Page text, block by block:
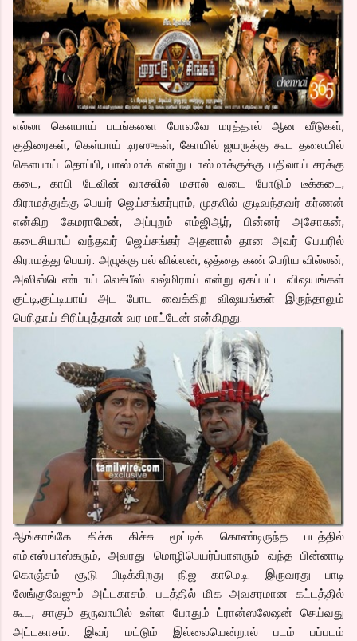
எல்லா கெளபாய் படங்களை போலவே மரத்தால் ஆன வீடுகள்,
குதிரைகள், கெள்பாய் டிரஸுகள், கோயில் ஐயருக்கு கூட தலையில்
கெளபாய் தொப்பி, பாஸ்மாக் என்று டாஸ்மாக்குக்கு பதிலாய் சரக்கு
கடை, காபி டேவின் வாசலில் மசால் வடை போடும் டீக்கடை,
கிராமத்துக்கு பெயர் ஜெய்சங்கர்புரம், முதலில் குடிவந்தவர் கர்ணன்
என்கிற கேமராமேன், அப்புறம் எம்ஜிஆர், பின்னர் அசோகன்,
கடைசியாய் வந்தவர் ஜெய்சங்கர் அதனால் தான அவர் பெயரில்
கிராமத்து பெயர். அழுக்கு பல் வில்லன், ஒத்தை கண் பெரிய வில்லன்,
அஸிஸ்டெண்டாய் லெக்பீஸ் லஷ்மிராய் என்று ஏகப்பட்ட விஷயங்கள்
குட்டி,குட்டியாய் அட போட வைக்கிற விஷயங்கள் இருந்தாலும்
பெரிதாய் சிரிப்புத்தான் வர மாட்டேன் என்கிறது.
ஆங்காங்கே கிச்சு கிச்சு மூட்டிக் கொண்டிருந்த படத்தில்
எம்.எஸ்.பாஸ்கரும், அவரது மொழிபெயர்ப்பாளரும் வந்த பின்னாடி
கொஞ்சம் சூடு பிடிக்கிறது நிஜ காமெடி. இருவரது பாடி
லேங்குவேஜும் அட்டகாசம். படத்தில் மிக அவசரமான கட்டத்தில்
கூட, சாகும் தருவாயில் உள்ள போதும் ட்ரான்ஸலேஷன் செய்வது
அட்டகாசம். இவர் மட்டும் இல்லையென்றால் படம் பப்படம்